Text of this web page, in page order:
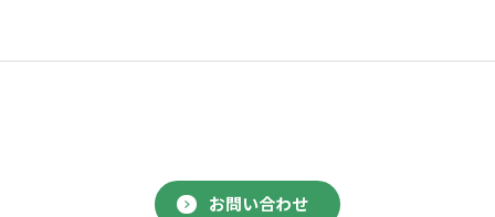
お問い合わせ